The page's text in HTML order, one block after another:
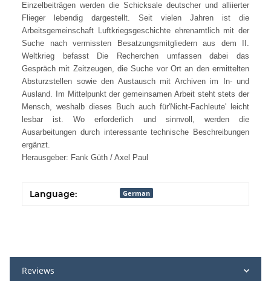
Einzelbeiträgen werden die Schicksale deutscher und alliierter
Flieger lebendig dargestellt. Seit vielen Jahren ist die
Arbeitsgemeinschaft Luftkriegsgeschichte ehrenamtlich mit der
Suche nach vermissten Besatzungsmitgliedern aus dem II.
Weltkrieg befasst Die Recherchen umfassen dabei das
Gespräch mit Zeitzeugen, die Suche vor Ort an den ermittelten
Absturzstellen sowie den Austausch mit Archiven im In- und
Ausland. Im Mittelpunkt der gemeinsamen Arbeit steht stets der
Mensch, weshalb dieses Buch auch für'Nicht-Fachleute' leicht
lesbar ist. Wo erforderlich und sinnvoll, werden die
Ausarbeitungen durch interessante technische Beschreibungen
ergänzt.
Herausgeber: Fank Güth / Axel Paul
Language: German
Reviews